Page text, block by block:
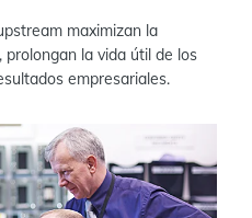
maximizan la
la vida útil de los
empresariales.